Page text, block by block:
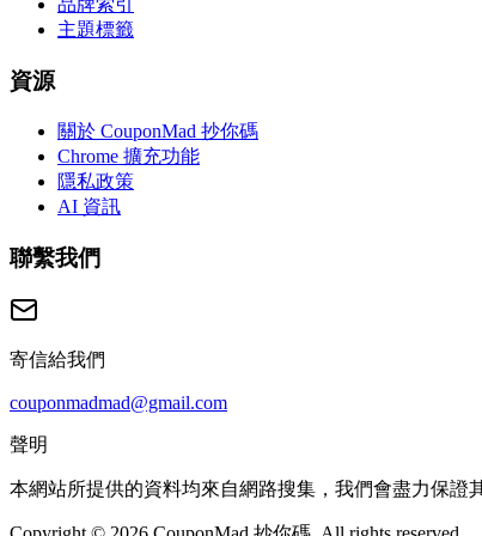
品牌索引
主題標籤
資源
關於 CouponMad 抄你碼
Chrome 擴充功能
隱私政策
AI 資訊
聯繫我們
寄信給我們
couponmadmad@gmail.com
聲明
本網站所提供的資料均來自網路搜集，我們會盡力保